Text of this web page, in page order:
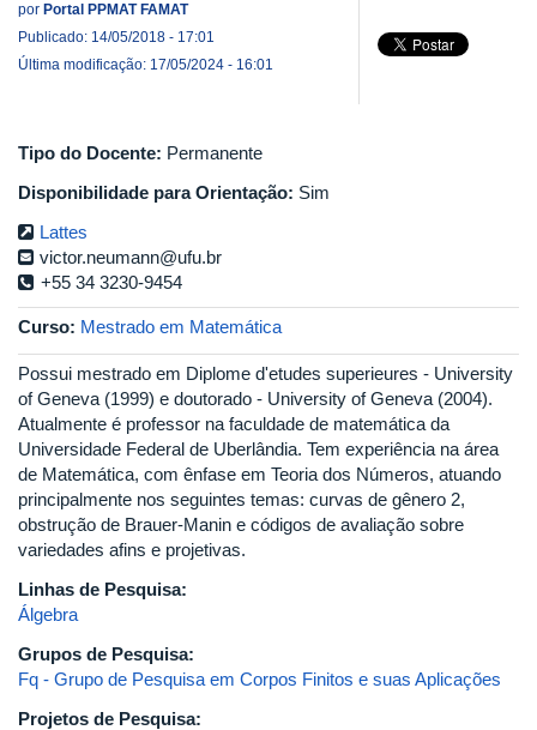
por Portal PPMAT FAMAT
Publicado: 14/05/2018 - 17:01
Última modificação: 17/05/2024 - 16:01
Tipo do Docente: Permanente
Disponibilidade para Orientação: Sim
Lattes
victor.neumann@ufu.br
+55 34 3230-9454
Curso: Mestrado em Matemática
Possui mestrado em Diplome d'etudes superieures - University
of Geneva (1999) e doutorado - University of Geneva (2004).
Atualmente é professor na faculdade de matemática da
Universidade Federal de Uberlândia. Tem experiência na área
de Matemática, com ênfase em Teoria dos Números, atuando
principalmente nos seguintes temas: curvas de gênero 2,
obstrução de Brauer-Manin e códigos de avaliação sobre
variedades afins e projetivas.
Linhas de Pesquisa:
Álgebra
Grupos de Pesquisa:
Fq - Grupo de Pesquisa em Corpos Finitos e suas Aplicações
Projetos de Pesquisa: